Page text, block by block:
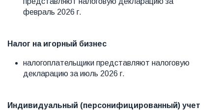
февраль 2026 г.
Налог на игорный бизнес
налогоплательщики представляют налоговую
декларацию за июль 2026 г.
Индивидуальный (персонифицированный) учет